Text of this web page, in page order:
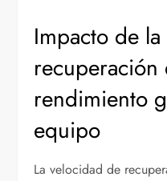
Impacto de
recuperación
rendimiento
equipo
La velocidad de